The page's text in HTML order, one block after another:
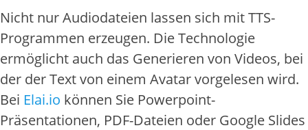
Nicht nur Audiodateien lassen sich mit TTS-
Programmen erzeugen. Die Technologie
ermöglicht auch das Generieren von Videos, bei
der der Text von einem Avatar vorgelesen wird.
Bei Elai.io können Sie Powerpoint-
Präsentationen, PDF-Dateien oder Google Slides